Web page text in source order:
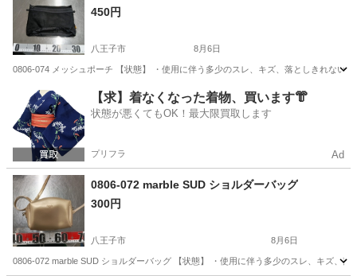
450円
八王子市 8月6日
0806-074 メッシュポーチ 【状態】 ・使用に伴う多少のスレ、キズ、落としきれな
東京 八王子市 バッグ 現地
【求】着なくなった着物、買います👘
状態が悪くてもOK！最大限買取します
プリフラ Ad
0806-072 marble SUD ショルダーバッグ
300円
八王子市 8月6日
0806-072 marble SUD ショルダーバッグ 【状態】 ・使用に伴う多少のスレ、キズ、